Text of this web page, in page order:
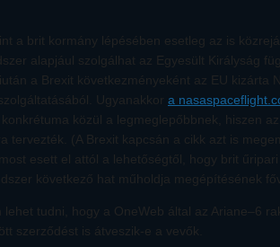
a brit kormány lépésében esetleg az is
alapjául szolgálhat az Egyesült Királyság
a Brexit következményeként az EU kizárta
Ugyanakkor a
közül a legmeglepőbbnek, hiszen
tervezték. (A Brexit kapcsán a cikk azt is
esett el attól a lehetőségtől, hogy brit
következő hat műholdja megépítésének
lehet tudni, hogy a OneWeb által az Ariane–6
szerződést is átveszik-e a vevők.